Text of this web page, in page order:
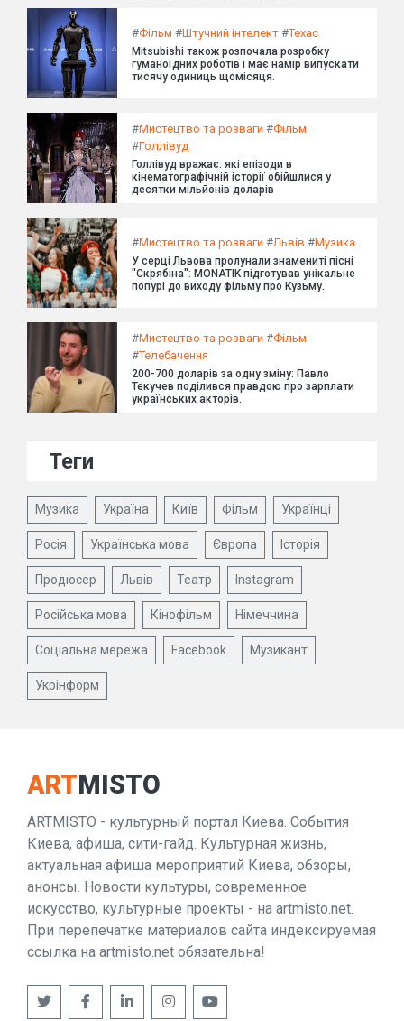
#Фільм #Штучний інтелект #Техас
Mitsubishi також розпочала розробку
гуманоїдних роботів і має намір випускати
тисячу одиниць щомісяця.
#Мистецтво та розваги #Фільм
#Голлівуд
Голлівуд вражає: які епізоди в
кінематографічній історії обійшлися у
десятки мільйонів доларів
#Мистецтво та розваги #Львів #Музика
У серці Львова пролунали знамениті пісні
"Скрябіна": MONATIK підготував унікальне
попурі до виходу фільму про Кузьму.
#Мистецтво та розваги #Фільм
#Телебачення
200-700 доларів за одну зміну: Павло
Текучев поділився правдою про зарплати
українських акторів.
Теги
Музика Україна Київ Фільм Українці
Росія Українська мова Європа Історія
Продюсер Львів Театр Instagram
Російська мова Кінофільм Німеччина
Соціальна мережа Facebook Музикант
Укрінформ
ARTMISTO
ARTMISTO - культурный портал Киева. События
Киева, афиша, сити-гайд. Культурная жизнь,
актуальная афиша мероприятий Киева, обзоры,
анонсы. Новости культуры, современное
искусство, культурные проекты - на artmisto.net.
При перепечатке материалов сайта индексируемая
ссылка на artmisto.net обязательна!